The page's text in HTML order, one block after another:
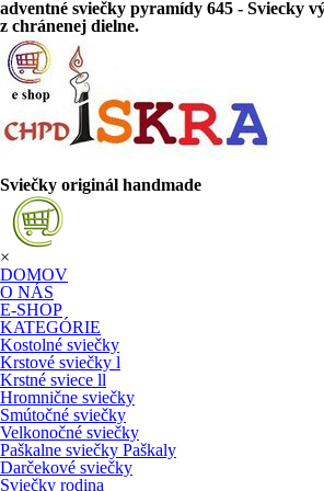
adventné sviečky pyramídy 645 - Sviecky
z chránenej dielne.
Sviečky originál handmade
×
DOMOV
O NÁS
E-SHOP
KATEGÓRIE
Kostolné sviečky
Krstové sviečky l
Krstné sviece ll
Hromnične sviečky
Smútočné sviečky
Velkonočné sviečky
Paškalne sviečky Paškaly
Darčekové sviečky
Sviečky rodina